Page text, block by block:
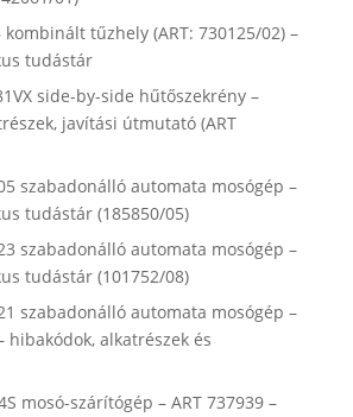
kombinált tűzhely (ART: 730125/02) –
tudástár
side-by-side hűtőszekrény –
javítási útmutató (ART
szabadonálló automata mosógép –
tudástár (185850/05)
szabadonálló automata mosógép –
tudástár (101752/08)
szabadonálló automata mosógép –
hibakódok, alkatrészek és
mosó-szárítógép – ART 737939 –